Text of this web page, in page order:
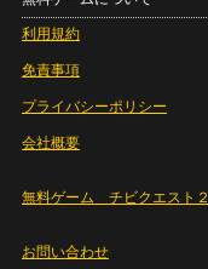
利用規約
免責事項
プライバシーポリシー
会社概要
無料ゲーム チビクエスト２
お問い合わせ